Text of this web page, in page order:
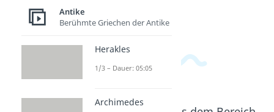
Themen.
Antike
Berühmte Griechen der Antike
Herakles
1/3 – Dauer: 05:05
Archimedes